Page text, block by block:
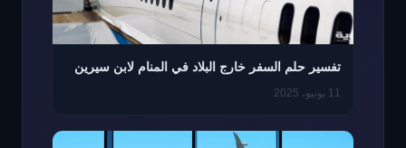
تفسير حلم السفر خارج البلاد في المنام لابن سيرين
11 يونيو، 2025